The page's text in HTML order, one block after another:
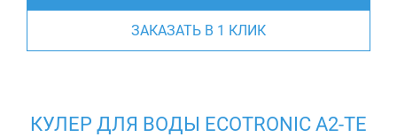
ЗАКАЗАТЬ В 1 КЛИК
КУЛЕР ДЛЯ ВОДЫ ECOTRONIC A2-TE